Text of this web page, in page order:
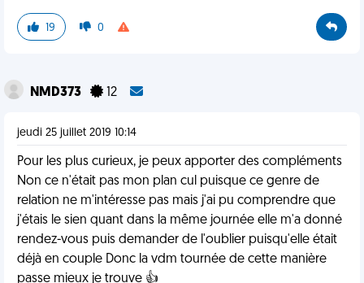
19 0
NMD373 12
jeudi 25 juillet 2019 10:14
Pour les plus curieux, je peux apporter des compléments
Non ce n'était pas mon plan cul puisque ce genre de
relation ne m'intéresse pas mais j'ai pu comprendre que
j'étais le sien quant dans la même journée elle m'a donné
rendez-vous puis demander de l'oublier puisqu'elle était
déjà en couple Donc la vdm tournée de cette manière
passe mieux je trouve 👍